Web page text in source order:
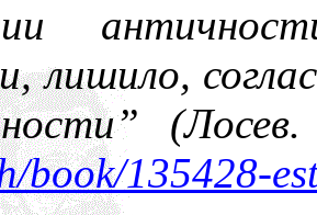
лишило,
book/135428-